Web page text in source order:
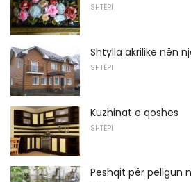
SHTËPI
Shtylla akrilike nën
SHTËPI
Kuzhinat e qoshes
SHTËPI
Peshqit për pellgun